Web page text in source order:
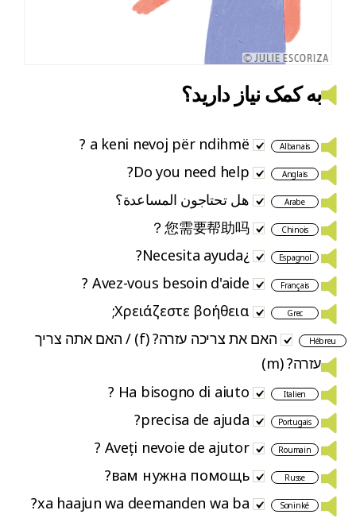
به کمک نیاز دارید؟
Albanais
a keni nevoj për ndihmë ?
Anglais
Do you need help?
Arabe هل تحتاجون المساعدة؟
Chinois
您需要帮助吗？
Espagnol
¿Necesita ayuda?
Français
Avez-vous besoin d'aide ?
Grec
Χρειάζεστε βοήθεια;
Hébreu
האם את צריכה עזרה? (f) / האם אתה צריך
עזרה? (m)
Italien
Ha bisogno di aiuto ?
Portugais
precisa de ajuda?
Roumain
Aveți nevoie de ajutor ?
Russe
вам нужна помощь?
Soninké
xa haajun wa deemanden wa ba?